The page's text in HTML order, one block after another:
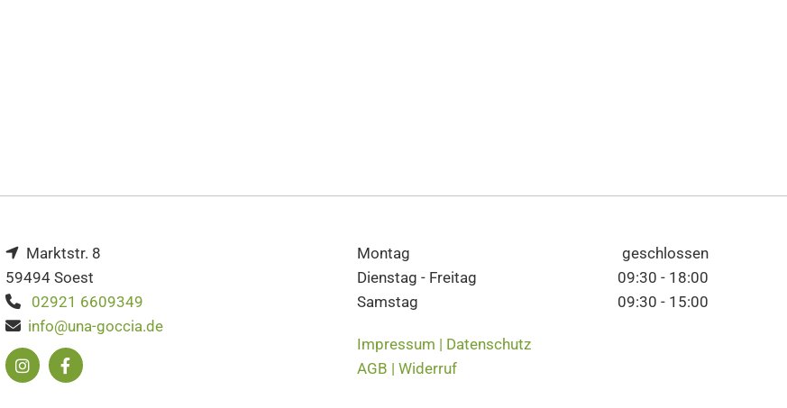
Marktstr. 8
59494 Soest
 02921 6609349
 info@una-goccia.de
Montag
geschlossen
Dienstag - Freitag
09:30 - 18:00
Samstag
09:30 - 15:00
Impressum | Datenschutz
AGB | Widerruf